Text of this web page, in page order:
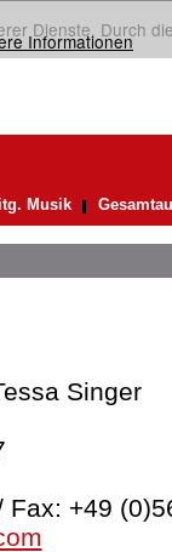
Dienste. Durch
Informationen
Musik
Singer
+49